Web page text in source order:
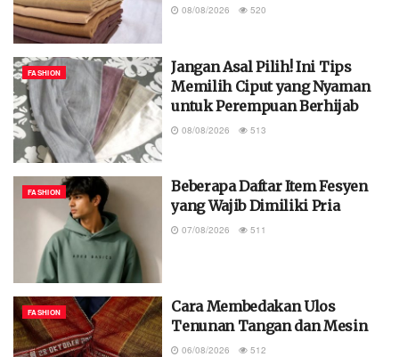
08/08/2026 520
FASHION
Jangan Asal Pilih! Ini Tips
Memilih Ciput yang Nyaman
untuk Perempuan Berhijab
08/08/2026 513
FASHION
Beberapa Daftar Item Fesyen
yang Wajib Dimiliki Pria
07/08/2026 511
FASHION
Cara Membedakan Ulos
Tenunan Tangan dan Mesin
06/08/2026 512